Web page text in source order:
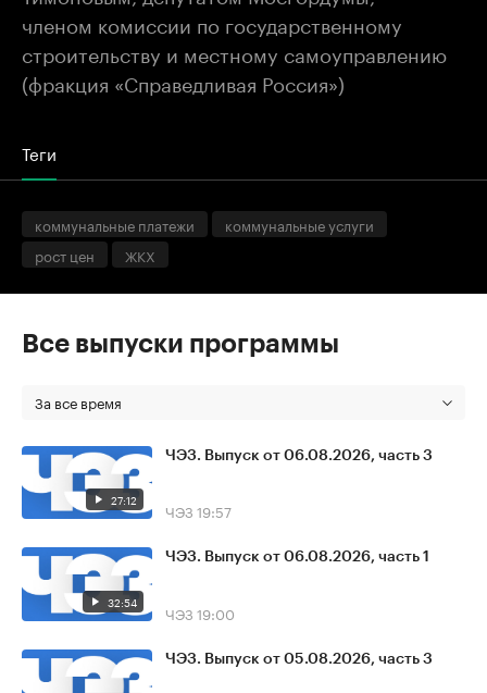
членом комиссии по государственному
строительству и местному самоуправлению
(фракция «Справедливая Россия»)
Теги
коммунальные платежи
коммунальные услуги
рост цен
ЖКХ
Все выпуски программы
За все время
27:12
ЧЭЗ. Выпуск от 06.08.2026, часть 3
ЧЭЗ 19:57
32:54
ЧЭЗ. Выпуск от 06.08.2026, часть 1
ЧЭЗ 19:00
ЧЭЗ. Выпуск от 05.08.2026, часть 3